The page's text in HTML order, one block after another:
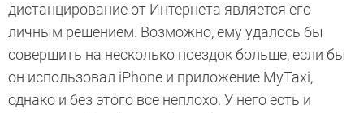
дистанцирование от Интернета является его
личным решением. Возможно, ему удалось бы
совершить на несколько поездок больше, если бы
он использовал iPhone и приложение MyTaxi,
однако и без этого все неплохо. У него есть и